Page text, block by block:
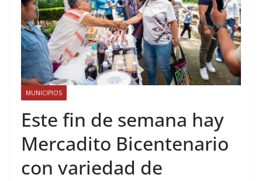
MUNICIPIOS
Este fin de semana hay
Mercadito Bicentenario
con variedad de